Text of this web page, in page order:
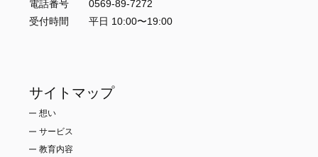
電話番号 0569-89-7272
受付時間 平日 10:00〜19:00
サイトマップ
想い
サービス
教育内容